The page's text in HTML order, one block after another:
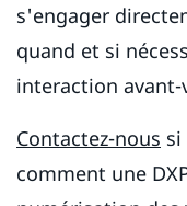
s'engager
quand et si
interaction avant-
Contactez-nous si
comment une